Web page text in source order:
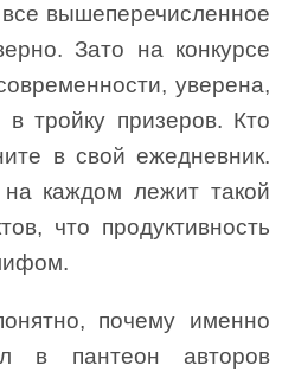
вышеперечисленное
Зато на конкурсе
уверена,
тройку призеров. Кто
в свой ежедневник.
на каждом лежит такой
что продуктивность
почему именно
в пантеон авторов